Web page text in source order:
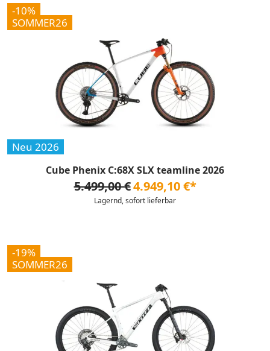
-10%
SOMMER26
Neu 2026
Cube Phenix C:68X SLX teamline 2026
5.499,00 €4.949,10 €*
Lagernd, sofort lieferbar
-19%
SOMMER26